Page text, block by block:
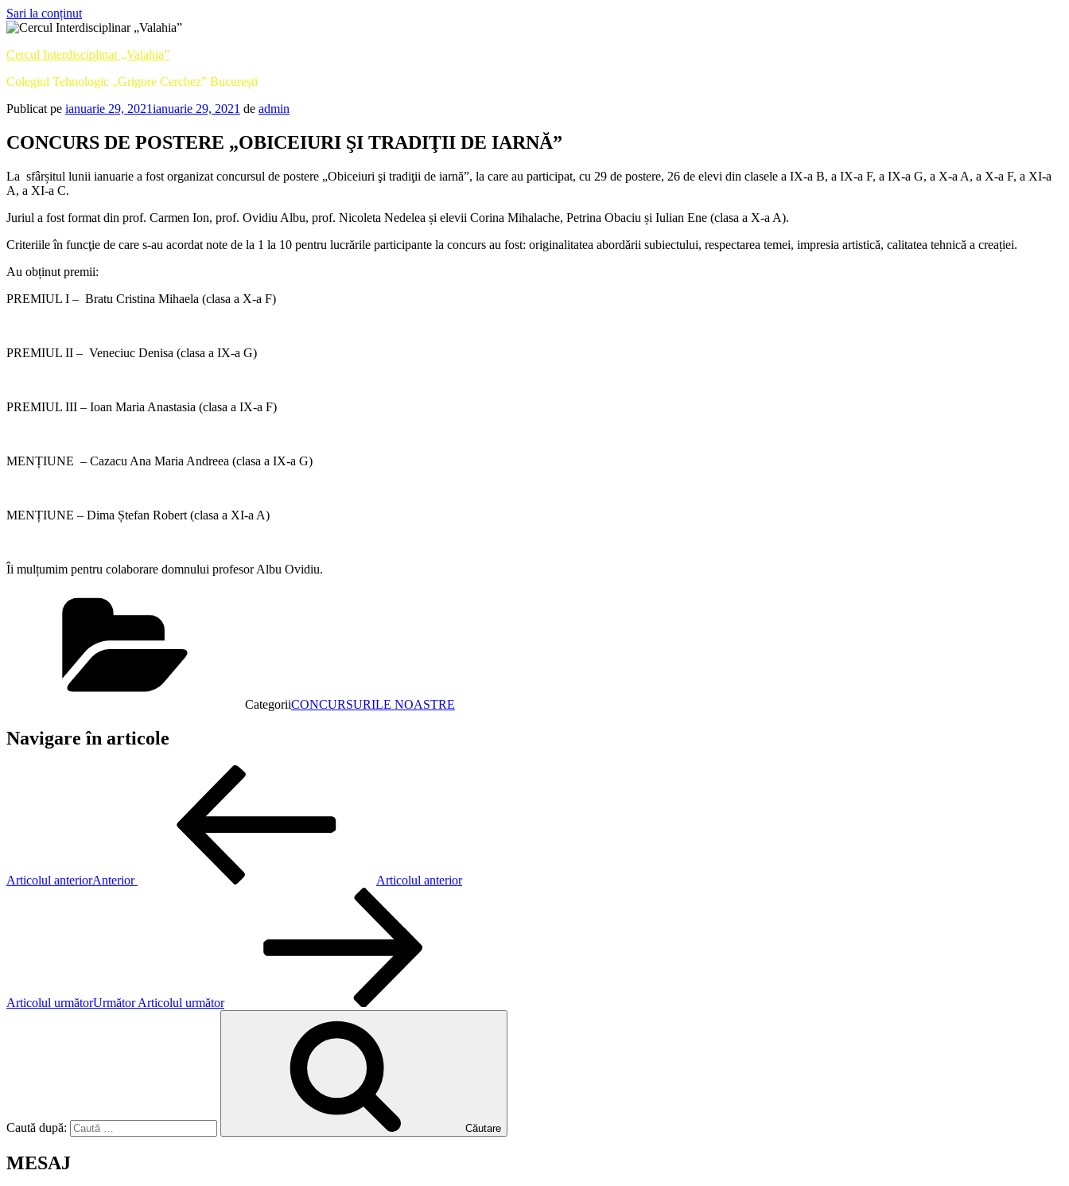
Sari la conținut
Cercul Interdisciplinar „Valahia”
Colegiul Tehnologic „Grigore Cerchez” București
Publicat pe ianuarie 29, 2021ianuarie 29, 2021 de admin
CONCURS DE POSTERE „OBICEIURI ŞI TRADIŢII DE IARNĂ”
La sfârșitul lunii ianuarie a fost organizat concursul de postere „Obiceiuri şi tradiţii de iarnă”, la care au participat, cu 29 de postere, 26 de elevi din clasele a IX-a B, a IX-a F, a IX-a G, a X-a A, a X-a F, a XI-a
A, a XI-a C.
Juriul a fost format din prof. Carmen Ion, prof. Ovidiu Albu, prof. Nicoleta Nedelea și elevii Corina Mihalache, Petrina Obaciu și Iulian Ene (clasa a X-a A).
Criteriile în funcţie de care s-au acordat note de la 1 la 10 pentru lucrările participante la concurs au fost: originalitatea abordării subiectului, respectarea temei, impresia artistică, calitatea tehnică a creației.
Au obținut premii:
PREMIUL I – Bratu Cristina Mihaela (clasa a X-a F)
PREMIUL II – Veneciuc Denisa (clasa a IX-a G)
PREMIUL III – Ioan Maria Anastasia (clasa a IX-a F)
MENȚIUNE – Cazacu Ana Maria Andreea (clasa a IX-a G)
MENȚIUNE – Dima Ștefan Robert (clasa a XI-a A)
Îi mulțumim pentru colaborare domnului profesor Albu Ovidiu.
CategoriiCONCURSURILE NOASTRE
Navigare în articole
Articolul anteriorAnterior Articolul anterior
Articolul următorUrmător Articolul următor
Caută după: Căutare
MESAJ